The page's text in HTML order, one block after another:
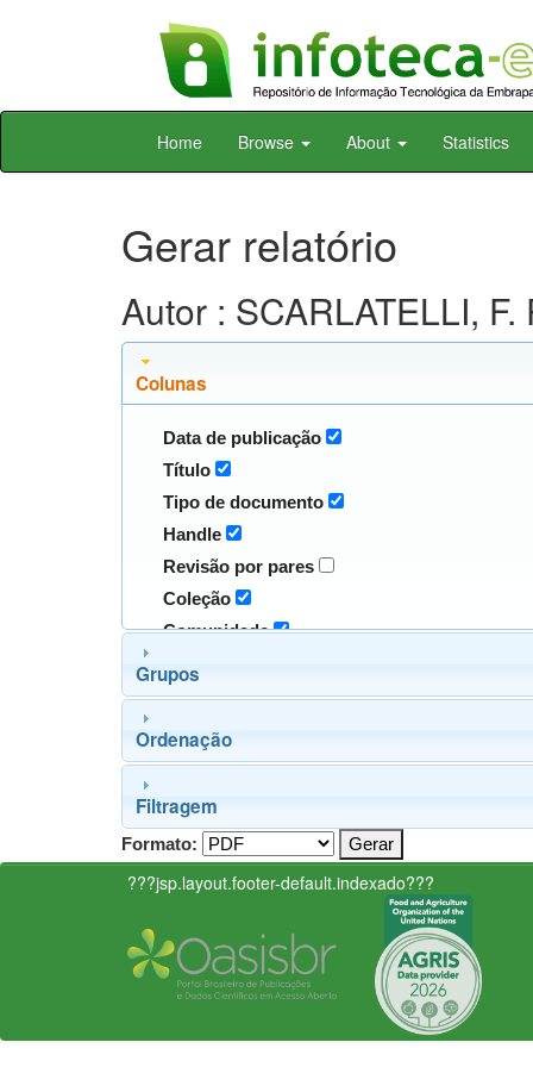
Skip
Home Browse About Statistics
Gerar relatório
Autor : SCARLATELLI, F.
Colunas
Data de publicação
Título
Tipo de documento
Handle
Revisão por pares
Coleção
Comunidade
Grupos
Ordenação
Filtragem
Formato:
???jsp.layout.footer-default.indexado???